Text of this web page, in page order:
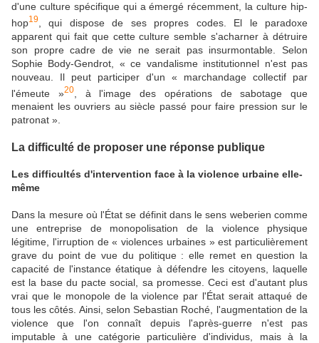
d'une culture spécifique qui a émergé récemment, la culture hip-
hop19
, qui dispose de ses propres codes. El le paradoxe
apparent qui fait que cette culture semble s'acharner à détruire
son propre cadre de vie ne serait pas insurmontable. Selon
Sophie Body-Gendrot, « ce vandalisme institutionnel n'est pas
nouveau. Il peut participer d'un « marchandage collectif par
l'émeute »20, à l'image des opérations de sabotage que
menaient les ouvriers au siècle passé pour faire pression sur le
patronat ».
La difficulté de proposer une réponse publique
Les difficultés d'intervention face à la violence urbaine elle-
même
Dans la mesure où l'État se définit dans le sens weberien comme
une entreprise de monopolisation de la violence physique
légitime, l'irruption de « violences urbaines » est particulièrement
grave du point de vue du politique : elle remet en question la
capacité de l'instance étatique à défendre les citoyens, laquelle
est la base du pacte social, sa promesse. Ceci est d'autant plus
vrai que le monopole de la violence par l'État serait attaqué de
tous les côtés. Ainsi, selon Sebastian Roché, l'augmentation de la
violence que l'on connaît depuis l'après-guerre n'est pas
imputable à une catégorie particulière d'individus, mais à la